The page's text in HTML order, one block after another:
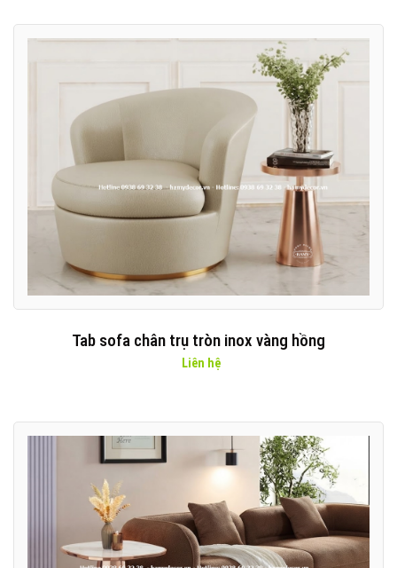
Tab sofa chân trụ tròn inox vàng hồng
Liên hệ